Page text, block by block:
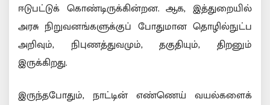
ஈடுபட்டுக் கொண்டிருக்கின்றன. ஆக, இத்துறையில்
அரசு நிறுவனங்களுக்குப் போதுமான தொழில்நுட்ப
அறிவும், நிபுணத்துவமும், தகுதியும், திறனும்
இருக்கிறது.
இருந்தபோதும், நாட்டின் எண்ணெய் வயல்களைக்